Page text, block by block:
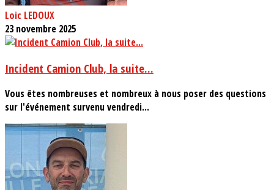
Loic LEDOUX
23 novembre 2025
Incident Camion Club, la suite...
Vous êtes nombreuses et nombreux à nous poser des questions
sur l'événement survenu vendredi...